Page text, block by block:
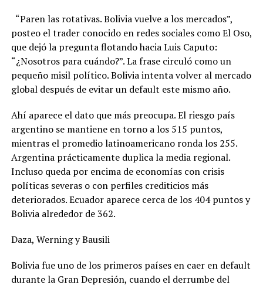
“Paren las rotativas. Bolivia vuelve a los mercados”,
posteo el trader conocido en redes sociales como El Oso,
que dejó la pregunta flotando hacia Luis Caputo:
“¿Nosotros para cuándo?”. La frase circuló como un
pequeño misil político. Bolivia intenta volver al mercado
global después de evitar un default este mismo año.
Ahí aparece el dato que más preocupa. El riesgo país
argentino se mantiene en torno a los 515 puntos,
mientras el promedio latinoamericano ronda los 255.
Argentina prácticamente duplica la media regional.
Incluso queda por encima de economías con crisis
políticas severas o con perfiles crediticios más
deteriorados. Ecuador aparece cerca de los 404 puntos y
Bolivia alrededor de 362.
Daza, Werning y Bausili
Bolivia fue uno de los primeros países en caer en default
durante la Gran Depresión, cuando el derrumbe del